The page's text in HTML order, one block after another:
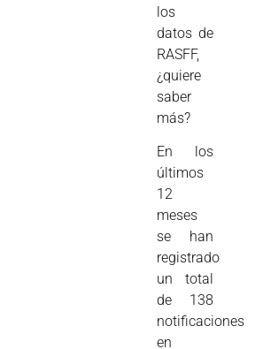
los
datos de
RASFF,
¿quiere
saber
más?
En los
últimos
12
meses
se han
registrado
un total
de 138
notificaciones
en